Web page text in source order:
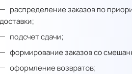
распределение заказов по
доставки;
подсчет сдачи;
формирование заказов со
оформление возвратов;